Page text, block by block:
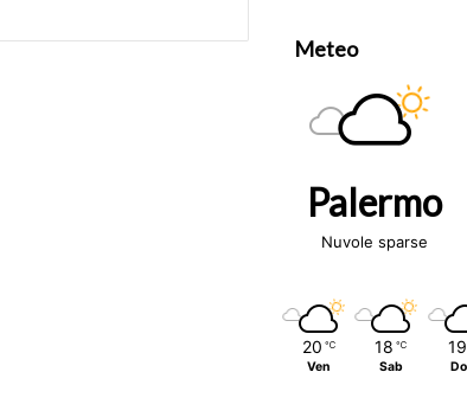
Meteo
Palermo
Nuvole sparse
20 ℃
Ven
18 ℃
Sab
19